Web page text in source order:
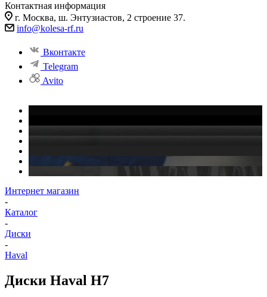
Контактная информация
г. Москва, ш. Энтузиастов, 2 строение 37.
info@kolesa-rf.ru
Вконтакте
Telegram
Avito
Интернет магазин
-
Каталог
-
Диски
-
Haval
Диски Haval H7